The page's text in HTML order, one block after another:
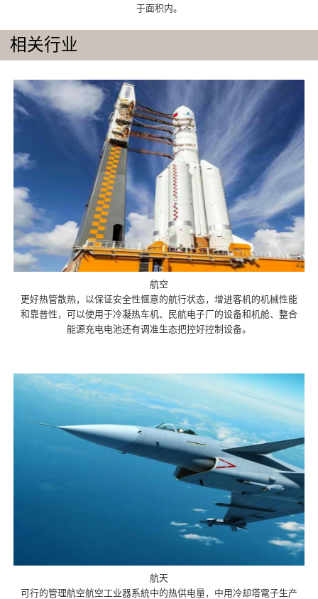
于面积内。
相关行业
航空
更好热管散热，以保证安全性惬意的航行状态，增进客机的机械性能
和靠普性，可以使用于冷凝热车机、民航电子厂的设备和机舱、整合
能源充电电池还有调准生态把控好控制设备。
航天
可行的管理航空航空工业器系統中的热供电量，中用冷却塔電子生产